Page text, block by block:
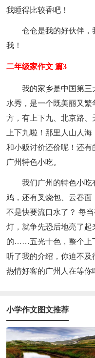
我睡得比较香吧！
仓仓是我的好伙伴，
我！
二年级家作文 篇3
我的家乡是中国第
水秀，是一个既美丽又
方，有上下九、北京路
上下九啦！那里人山人
和小贩讨价还价呢！还
广州特色小吃。
我们广州的特色小吃
鸡，还有叉烧包、云吞
不是快要流口水了？ 每
灯，就争先恐后地亮了
的……五光十色，整个上
听了我的介绍，你迫不及
热情好客的广州人在等你
小学作文图文推荐